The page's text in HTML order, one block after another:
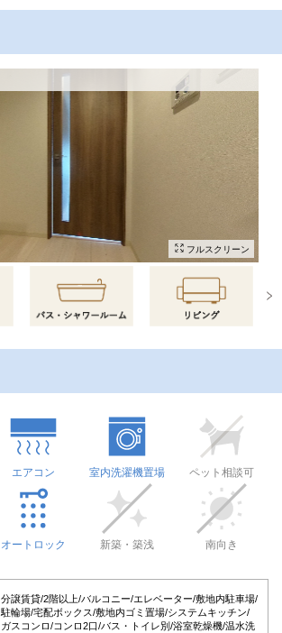
フルスクリーン
エアコン 室内洗濯機置場 ペット相談可
オートロック 新築・築浅 南向き
分譲賃貸/2階以上/バルコニー/エレベーター/敷地内駐車場/
駐輪場/宅配ボックス/敷地内ゴミ置場/システムキッチン/
ガスコンロ/コンロ2口/バス・トイレ別/浴室乾燥機/温水洗